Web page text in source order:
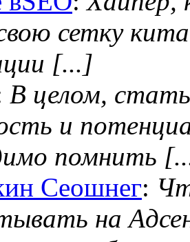
сетку
[...]
В целом,
и
помнить
Сеошнег:
на